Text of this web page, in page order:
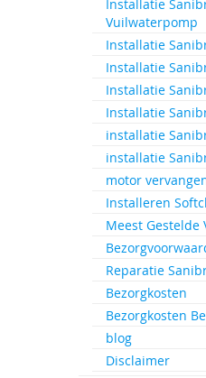
Installatie
Vuilwaterpomp
Installatie
Installatie
Installatie
Installatie
installatie
installatie
motor
Installeren
Meest Gestelde
Reparatie
Bezorgkosten
Bezorgkosten
blog
Disclaimer